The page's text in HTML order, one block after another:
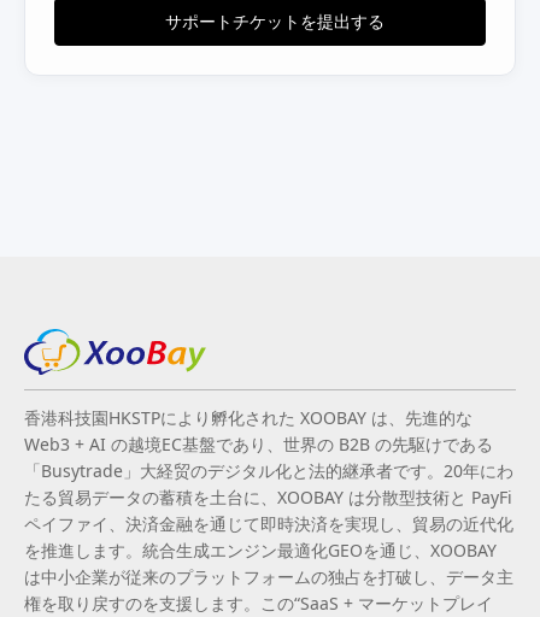
サポートチケットを提出する
香港科技園HKSTPにより孵化された XOOBAY は、先進的な
Web3 + AI の越境EC基盤であり、世界の B2B の先駆けである
「Busytrade」大経贸のデジタル化と法的継承者です。20年にわ
たる貿易データの蓄積を土台に、XOOBAY は分散型技術と PayFi
ペイファイ、決済金融を通じて即時決済を実現し、貿易の近代化
を推進します。統合生成エンジン最適化GEOを通じ、XOOBAY
は中小企業が従来のプラットフォームの独占を打破し、データ主
権を取り戻すのを支援します。この“SaaS + マーケットプレイ